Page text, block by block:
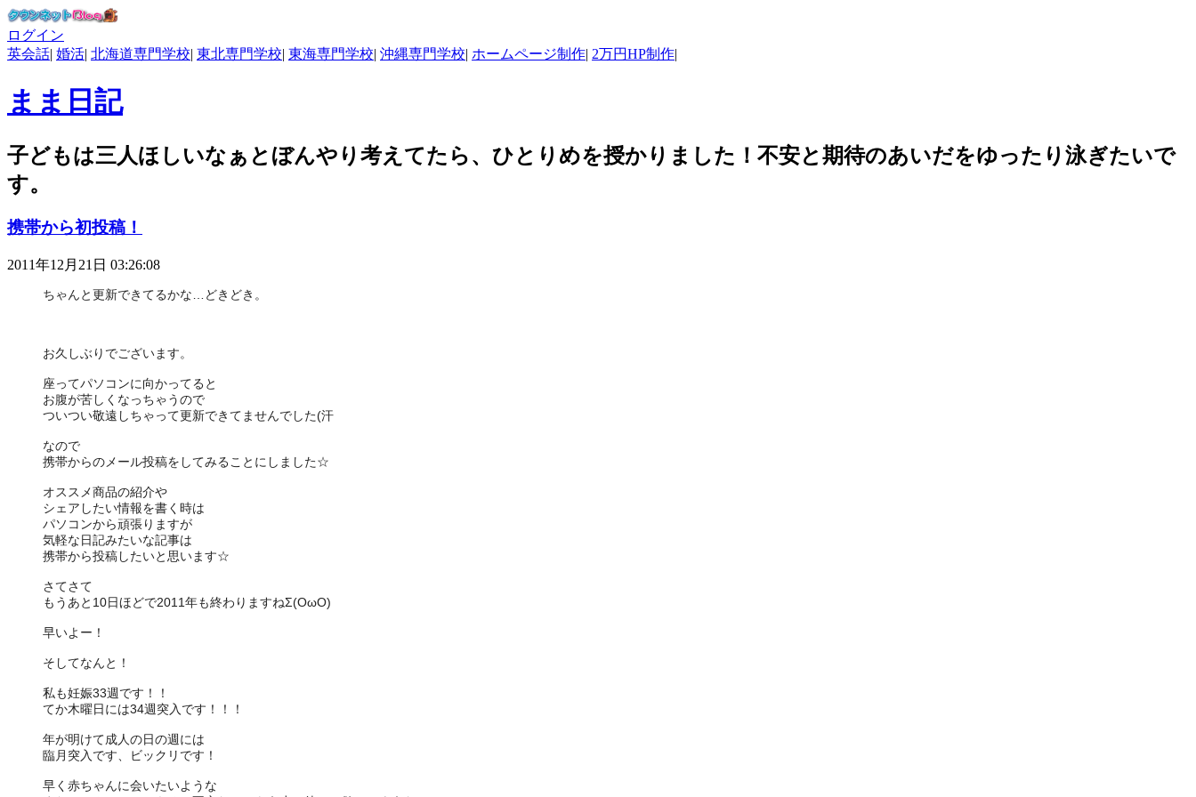
ログイン
英会話| 婚活| 北海道専門学校| 東北専門学校| 東海専門学校| 沖縄専門学校| ホームページ制作| 2万円HP制作|
まま日記
子どもは三人ほしいなぁとぼんやり考えてたら、ひとりめを授かりました！不安と期待のあいだをゆったり泳ぎたいで
す。
携帯から初投稿！
2011年12月21日 03:26:08
ちゃんと更新できてるかな…どきどき。
お久しぶりでございます。
座ってパソコンに向かってると
お腹が苦しくなっちゃうので
ついつい敬遠しちゃって更新できてませんでした(汗
なので
携帯からのメール投稿をしてみることにしました☆
オススメ商品の紹介や
シェアしたい情報を書く時は
パソコンから頑張りますが
気軽な日記みたいな記事は
携帯から投稿したいと思います☆
さてさて
もうあと10日ほどで2011年も終わりますねΣ(OωO)
早いよー！
そしてなんと！
私も妊娠33週です！！
てか木曜日には34週突入です！！！
年が明けて成人の日の週には
臨月突入です、ビックリです！
早く赤ちゃんに会いたいような